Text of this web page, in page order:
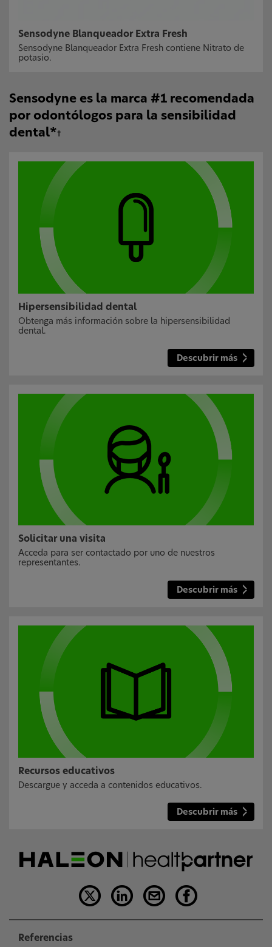
Sensodyne Blanqueador Extra Fresh
Sensodyne Blanqueador Extra Fresh contiene Nitrato de
potasio.
Sensodyne es la marca #1 recomendada
por odontólogos para la sensibilidad
dental*†
Hipersensibilidad dental
Obtenga más información sobre la hipersensibilidad
dental.
Descubrir más
Solicitar una visita
Acceda para ser contactado por uno de nuestros
representantes.
Descubrir más
Recursos educativos
Descargue y acceda a contenidos educativos.
Descubrir más
Referencias